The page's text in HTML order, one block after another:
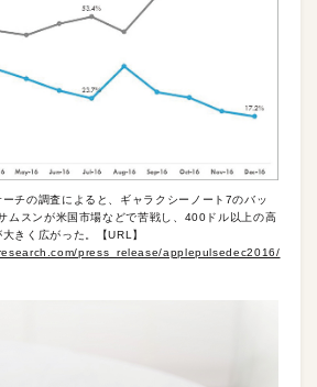
チの調査によると、ギャラクシーノート7のバッ
ムスンが米国市場などで苦戦し、400ドル以上の高
きく広がった。【URL】
press_release/applepulsedec2016/